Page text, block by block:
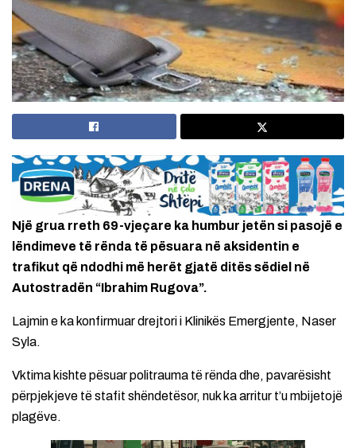
Një grua rreth 69-vjeçare ka humbur jetën si pasojë e
lëndimeve të rënda të pësuara në aksidentin e
trafikut që ndodhi më herët gjatë ditës sëdiel në
Autostradën “Ibrahim Rugova”.
Lajmin e ka konfirmuar drejtori i Klinikës Emergjente, Naser
Syla.
Vktima kishte pësuar politrauma të rënda dhe, pavarësisht
përpjekjeve të stafit shëndetësor, nuk ka arritur t’u mbijetojë
plagëve.